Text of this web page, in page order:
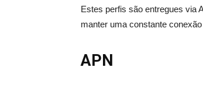
Estes perfis são entregues via
manter uma constante
APN